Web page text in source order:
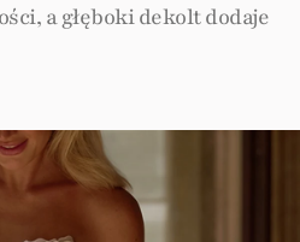
a głęboki dekolt dodaje